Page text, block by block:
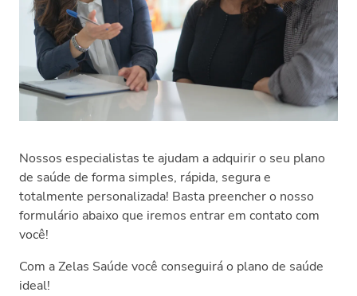
Nossos especialistas te ajudam a adquirir o seu plano
de saúde de forma simples, rápida, segura e
totalmente personalizada! Basta preencher o nosso
formulário abaixo que iremos entrar em contato com
você!
Com a Zelas Saúde você conseguirá o plano de saúde
ideal!